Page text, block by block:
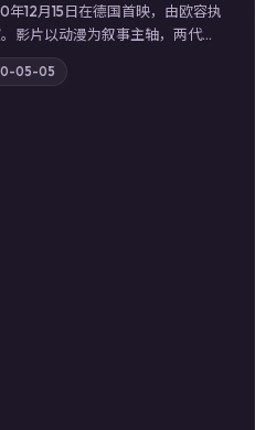
12月15日在德国首映，由欧容执
影片以动漫为叙事主轴，两代人
影与配乐强化地域气质；站内亦
剧在线看」延展检索同类型高分
05-05